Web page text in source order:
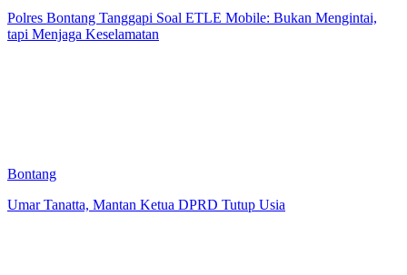
Polres Bontang Tanggapi Soal ETLE Mobile: Bukan Mengintai,
tapi Menjaga Keselamatan
Bontang
Umar Tanatta, Mantan Ketua DPRD Tutup Usia